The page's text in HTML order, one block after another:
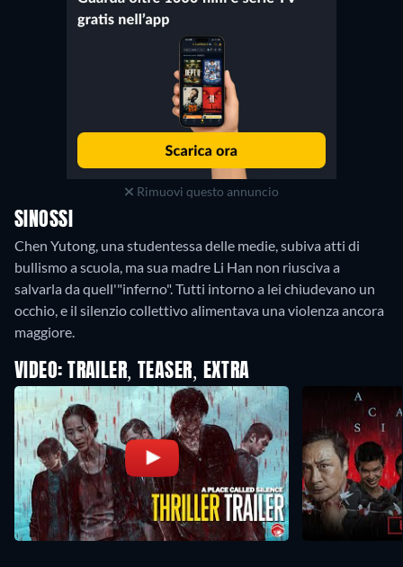
Rimuovi questo annuncio
SINOSSI
Chen Yutong, una studentessa delle medie, subiva atti di
bullismo a scuola, ma sua madre Li Han non riusciva a
salvarla da quell'"inferno". Tutti intorno a lei chiudevano un
occhio, e il silenzio collettivo alimentava una violenza ancora
VIDEO: TRAILER, TEASER, EXTRA